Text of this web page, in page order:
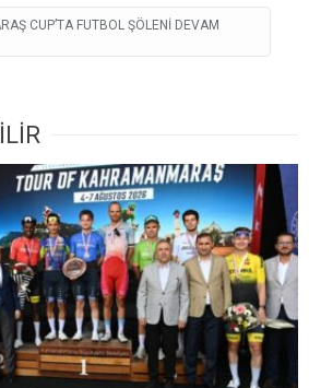
CUP’TA FUTBOL ŞÖLENI DEVAM